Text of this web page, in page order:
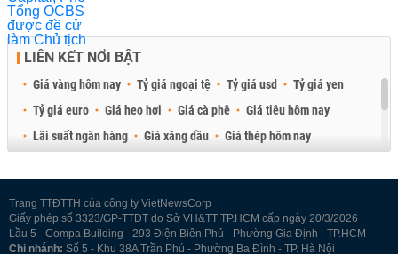
LIÊN KẾT NỔI BẬT
Giá vàng hôm nay Tỷ giá ngoại tệ Tỷ giá usd
Tỷ giá yen
Tỷ giá euro
Giá heo hơi Giá cà phê
Giá tiêu hôm nay
Lãi suất ngân hàng
Giá xăng dầu
Giá thép hôm nay
Trang TTĐTTH của công ty VietNewsCorp
Giấy phép số 3323/GP-TTĐT do Sở VH&TT TP.HCM cấp ngày 20/3/2026
Lầu 5 - Compa Building - 293 Điện Biên Phủ - Phường Gia Định - TP.HCM
Chi nhánh: Số 5 - Khu 38A Trần Phú - Phường Ba Đình - TP. Hà Nội